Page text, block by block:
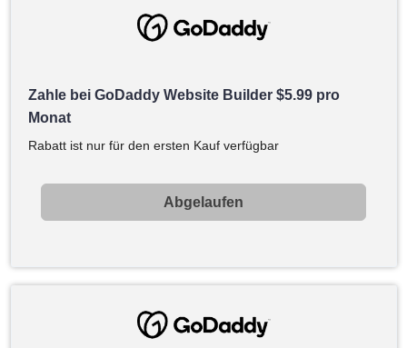
Zahle bei GoDaddy Website Builder $5.99pro
Monat
Rabatt ist nur für den ersten Kauf verfügbar
Abgelaufen